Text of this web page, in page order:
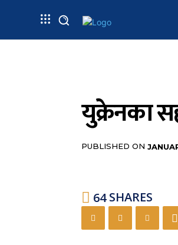
युक्रेनका
PUBLISHED ON
64 SHARES